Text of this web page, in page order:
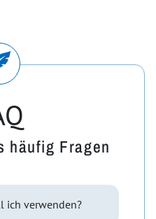
häufig Fragen
ich verwenden?